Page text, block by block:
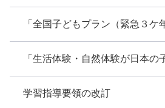
「全国子どもプラン（緊急３ケ
「生活体験・自然体験が日本の
学習指導要領の改訂